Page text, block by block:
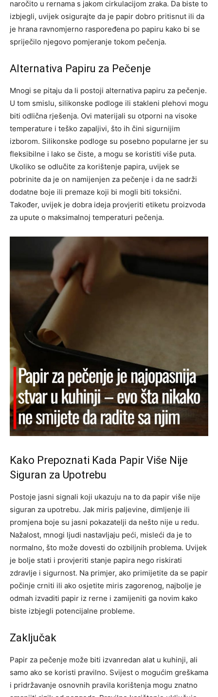
naročito u rernama s jakom cirkulacijom zraka. Da biste to
izbjegli, uvijek osigurajte da je papir dobro pritisnut ili da
je hrana ravnomjerno raspoređena po papiru kako bi se
spriječilo njegovo pomjeranje tokom pečenja.
Alternativa Papiru za Pečenje
Mnogi se pitaju da li postoji alternativa papiru za pečenje.
U tom smislu, silikonske podloge ili stakleni plehovi mogu
biti odlična rješenja. Ovi materijali su otporni na visoke
temperature i teško zapaljivi, što ih čini sigurnijim
izborom. Silikonske podloge su posebno popularne jer su
fleksibilne i lako se čiste, a mogu se koristiti više puta.
Ukoliko se odlučite za korištenje papira, uvijek se
pobrinite da je on namijenjen za pečenje i da ne sadrži
dodatne boje ili premaze koji bi mogli biti toksični.
Također, uvijek je dobra ideja provjeriti etiketu proizvoda
za upute o maksimalnoj temperaturi pečenja.
Kako Prepoznati Kada Papir Više Nije
Siguran za Upotrebu
Postoje jasni signali koji ukazuju na to da papir više nije
siguran za upotrebu. Jak miris paljevine, dimljenje ili
promjena boje su jasni pokazatelji da nešto nije u redu.
Nažalost, mnogi ljudi nastavljaju peći, misleći da je to
normalno, što može dovesti do ozbiljnih problema. Uvijek
je bolje stati i provjeriti stanje papira nego riskirati
zdravlje i sigurnost. Na primjer, ako primijetite da se papir
počinje crniti ili ako osjetite miris zagorenog, najbolje je
odmah izvaditi papir iz rerne i zamijeniti ga novim kako
biste izbjegli potencijalne probleme.
Zaključak
Papir za pečenje može biti izvanredan alat u kuhinji, ali
samo ako se koristi pravilno. Svijest o mogućim greškama
i pridržavanje osnovnih pravila korištenja mogu znatno